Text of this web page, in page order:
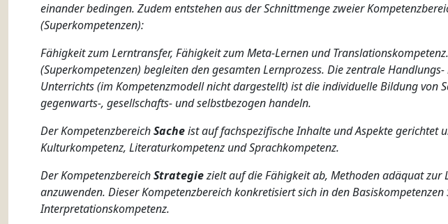
einander bedingen. Zudem entstehen aus der Schnittmenge zweier
(Superkompetenzen):
Fähigkeit zum Lerntransfer, Fähigkeit zum Meta-Lernen und
(Superkompetenzen) begleiten den gesamten Lernprozess. Die zentrale
Unterrichts (im Kompetenzmodell nicht dargestellt) ist die individuelle Bildung von
gegenwarts-, gesellschafts- und selbstbezogen handeln.
Der KompetenzbereichSacheist auf fachspezifische Inhalte und Aspekte gerichtet
Kulturkompetenz, Literaturkompetenz und Sprachkompetenz.
Der KompetenzbereichStrategiezielt auf die Fähigkeit ab, Methoden adäquat
anzuwenden. Dieser Kompetenzbereich konkretisiert sich in den
Interpretationskompetenz.